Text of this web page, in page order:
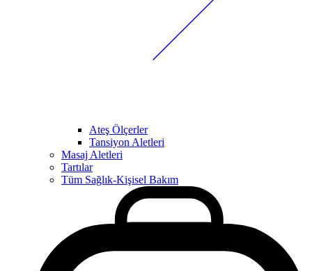
Ateş Ölçerler
Tansiyon Aletleri
Masaj Aletleri
Tartılar
Tüm Sağlık-Kişisel Bakım